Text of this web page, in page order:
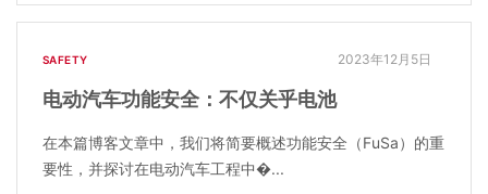
SAFETY 2023年12月5日
电动汽车功能安全：不仅关乎电池
在本篇博客文章中，我们将简要概述功能安全（FuSa）的重
要性，并探讨在电动汽车工程中�...